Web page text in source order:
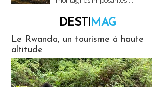
DESTIMAG
Le Rwanda, un tourisme à haute
altitude